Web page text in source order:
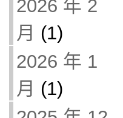
2026 年 2
月 (1)
2026 年 1
月 (1)